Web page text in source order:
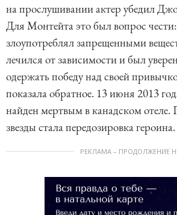
на прослушивании актер убедил
Для Монтейта это был вопрос
злоупотреблял запрещенными
лечился от зависимости и был
одержать победу над своей
показала обратное. 13 июня 2013
найден мертвым в канадском
звезды стала передозировка героина.
РЕКЛАМА – ПРОДОЛЖЕНИЕ